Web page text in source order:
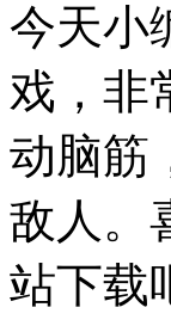
今天小
戏，非
动脑筋
敌人。
站下载